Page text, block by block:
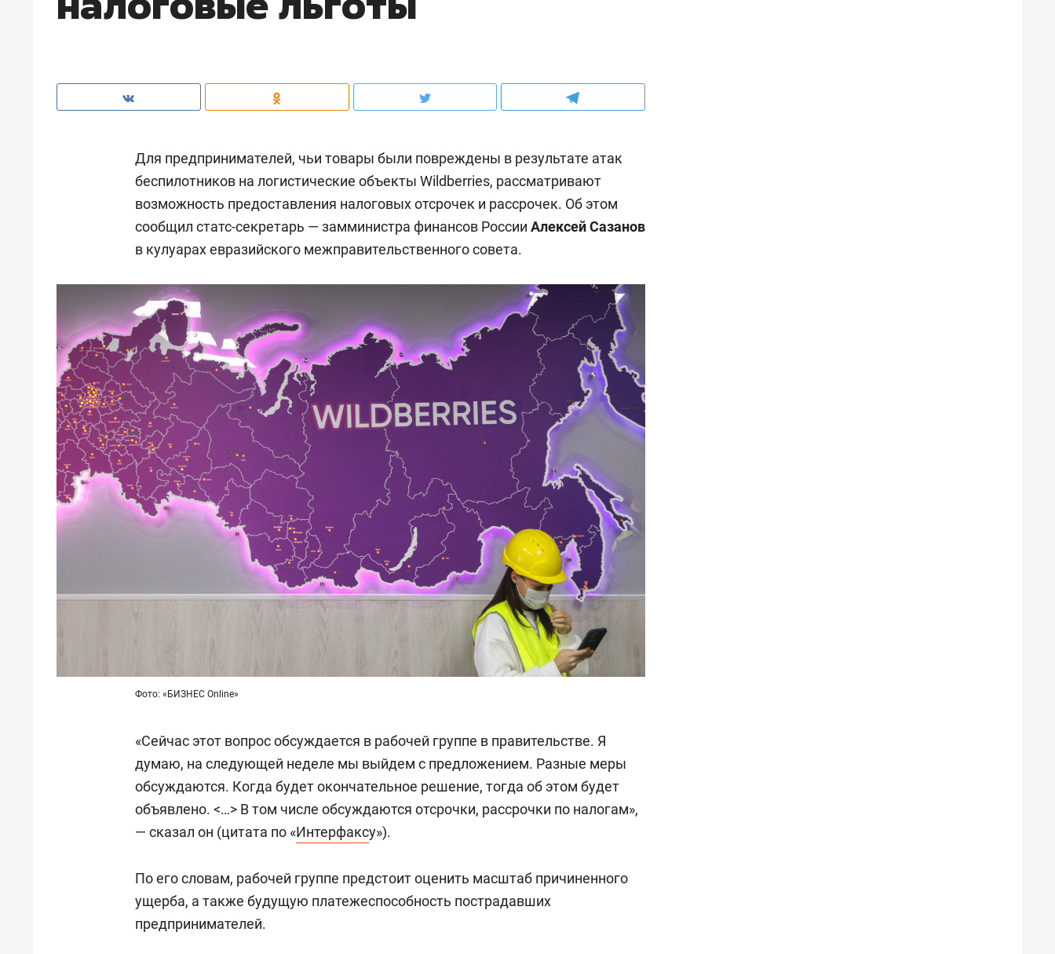
Для предпринимателей, чьи товары были повреждены в результате атак
беспилотников на логистические объекты Wildberries, рассматривают
возможность предоставления налоговых отсрочек и рассрочек. Об этом
сообщил статс-секретарь — замминистра финансов России Алексей Сазанов
в кулуарах евразийского межправительственного совета.
Фото: «БИЗНЕС Online»
«Сейчас этот вопрос обсуждается в рабочей группе в правительстве. Я
думаю, на следующей неделе мы выйдем с предложением. Разные меры
обсуждаются. Когда будет окончательное решение, тогда об этом будет
объявлено. <…> В том числе обсуждаются отсрочки, рассрочки по налогам»,
— сказал он (цитата по «Интерфаксу»).
По его словам, рабочей группе предстоит оценить масштаб причиненного
ущерба, а также будущую платежеспособность пострадавших
предпринимателей.